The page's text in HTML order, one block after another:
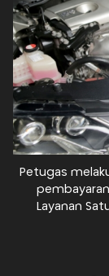
Petugas
Layanan